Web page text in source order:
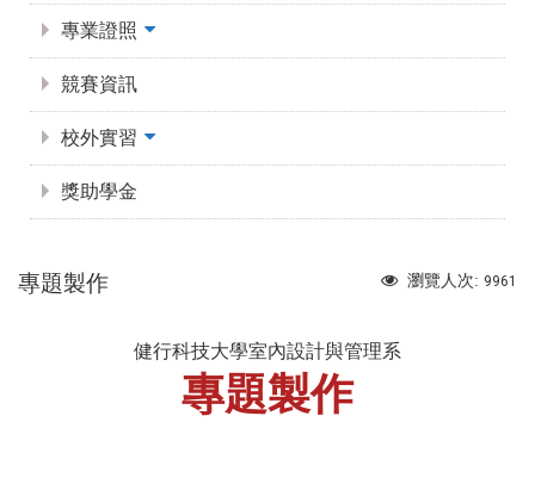
專業證照
競賽資訊
校外實習
獎助學金
瀏覽人次: 9961
專題製作
健行科技大學室內設計與管理系
專題製作